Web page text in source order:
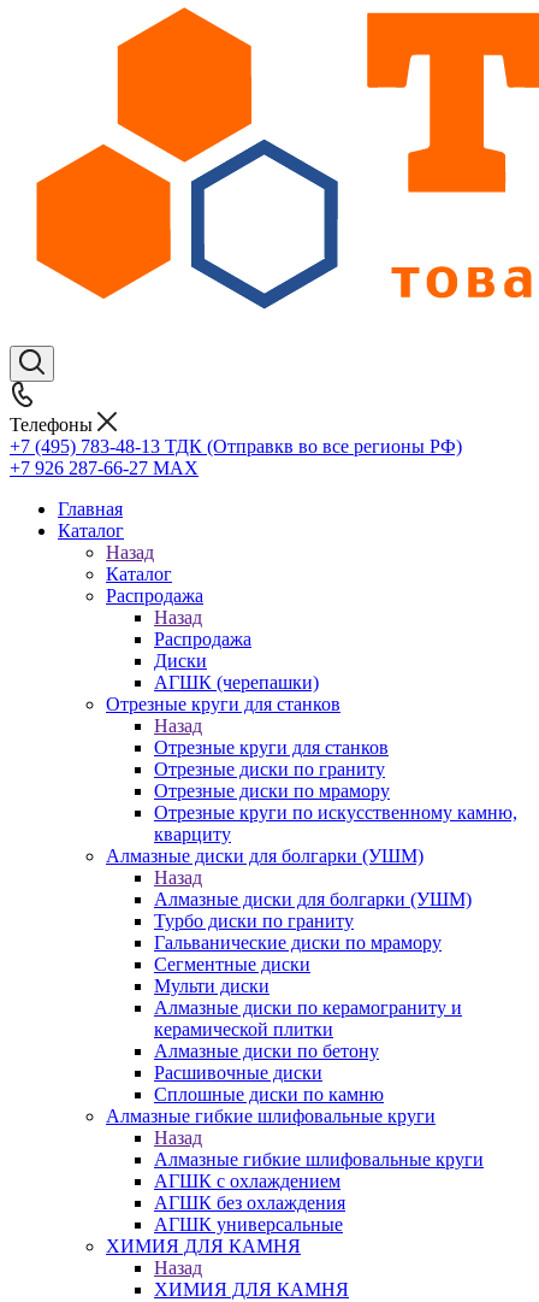
Телефоны
+7 (495) 783-48-13 ТДК (Отправкв во все регионы РФ)
+7 926 287-66-27 МАХ
Главная
Каталог
Назад
Каталог
Распродажа
Назад
Распродажа
Диски
АГШК (черепашки)
Отрезные круги для станков
Назад
Отрезные круги для станков
Отрезные диски по граниту
Отрезные диски по мрамору
Отрезные круги по искусственному камню,
кварциту
Алмазные диски для болгарки (УШМ)
Назад
Алмазные диски для болгарки (УШМ)
Турбо диски по граниту
Гальванические диски по мрамору
Сегментные диски
Мульти диски
Алмазные диски по керамограниту и
керамической плитки
Алмазные диски по бетону
Расшивочные диски
Сплошные диски по камню
Алмазные гибкие шлифовальные круги
Назад
Алмазные гибкие шлифовальные круги
АГШК с охлаждением
АГШК без охлаждения
АГШК универсальные
ХИМИЯ ДЛЯ КАМНЯ
Назад
ХИМИЯ ДЛЯ КАМНЯ